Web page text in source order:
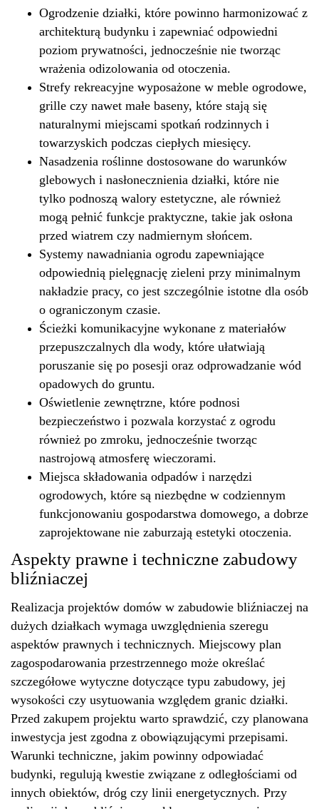
Ogrodzenie działki, które powinno harmonizować z
architekturą budynku i zapewniać odpowiedni
poziom prywatności, jednocześnie nie tworząc
wrażenia odizolowania od otoczenia.
Strefy rekreacyjne wyposażone w meble ogrodowe,
grille czy nawet małe baseny, które stają się
naturalnymi miejscami spotkań rodzinnych i
towarzyskich podczas ciepłych miesięcy.
Nasadzenia roślinne dostosowane do warunków
glebowych i nasłonecznienia działki, które nie
tylko podnoszą walory estetyczne, ale również
mogą pełnić funkcje praktyczne, takie jak osłona
przed wiatrem czy nadmiernym słońcem.
Systemy nawadniania ogrodu zapewniające
odpowiednią pielęgnację zieleni przy minimalnym
nakładzie pracy, co jest szczególnie istotne dla osób
o ograniczonym czasie.
Ścieżki komunikacyjne wykonane z materiałów
przepuszczalnych dla wody, które ułatwiają
poruszanie się po posesji oraz odprowadzanie wód
opadowych do gruntu.
Oświetlenie zewnętrzne, które podnosi
bezpieczeństwo i pozwala korzystać z ogrodu
również po zmroku, jednocześnie tworząc
nastrojową atmosferę wieczorami.
Miejsca składowania odpadów i narzędzi
ogrodowych, które są niezbędne w codziennym
funkcjonowaniu gospodarstwa domowego, a dobrze
zaprojektowane nie zaburzają estetyki otoczenia.
Aspekty prawne i techniczne zabudowy
bliźniaczej
Realizacja projektów domów w zabudowie bliźniaczej na
dużych działkach wymaga uwzględnienia szeregu
aspektów prawnych i technicznych. Miejscowy plan
zagospodarowania przestrzennego może określać
szczegółowe wytyczne dotyczące typu zabudowy, jej
wysokości czy usytuowania względem granic działki.
Przed zakupem projektu warto sprawdzić, czy planowana
inwestycja jest zgodna z obowiązującymi przepisami.
Warunki techniczne, jakim powinny odpowiadać
budynki, regulują kwestie związane z odległościami od
innych obiektów, dróg czy linii energetycznych. Przy